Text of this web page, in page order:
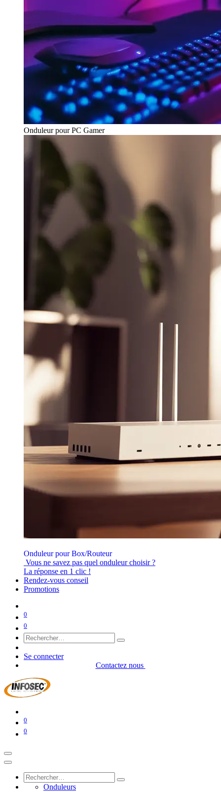
Onduleur pour PC Gamer
Onduleur pour Box/Routeur
Vous ne savez pas quel onduleur choisir ?
La réponse en 1 clic !
Rendez-vous conseil
Promotions
0
0
Se connecter
Contactez nous
0
0
Onduleurs